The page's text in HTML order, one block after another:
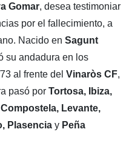
Gomar, desea testimoniar
por el fallecimiento, a
Nacido en Sagunt
su andadura en los
al frente del Vinaròs CF,
pasó por Tortosa, Ibiza,
Levante,
Plasenciay Peña